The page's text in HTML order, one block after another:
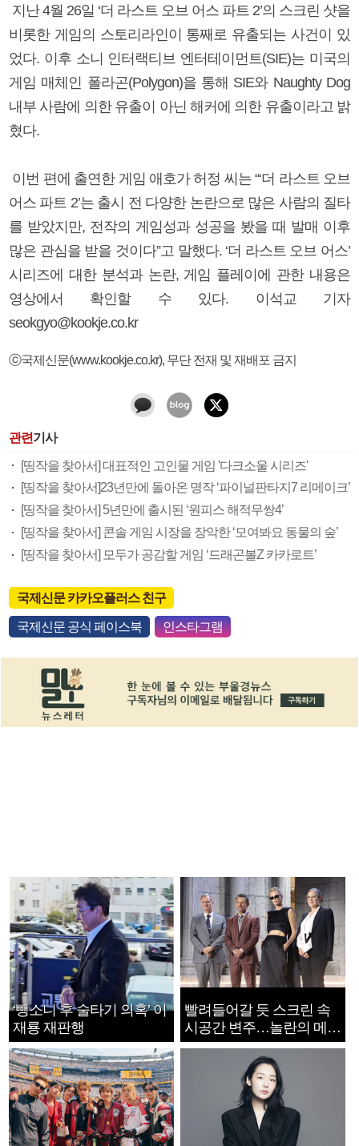
지난 4월 26일 ‘더 라스트 오브 어스 파트 2’의 스크린 샷을
비롯한 게임의 스토리라인이 통째로 유출되는 사건이 있
었다. 이후 소니 인터랙티브 엔터테이먼트(SIE)는 미국의
게임 매체인 폴라곤(Polygon)을 통해 SIE와 Naughty Dog
내부 사람에 의한 유출이 아닌 해커에 의한 유출이라고 밝
혔다.
이번 편에 출연한 게임 애호가 허정 씨는 “‘더 라스트 오브
어스 파트 2’는 출시 전 다양한 논란으로 많은 사람의 질타
를 받았지만, 전작의 게임성과 성공을 봤을 때 발매 이후
많은 관심을 받을 것이다”고 말했다. ‘더 라스트 오브 어스’
시리즈에 대한 분석과 논란, 게임 플레이에 관한 내용은
영상에서 확인할 수 있다. 이석교 기자
seokgyo@kookje.co.kr
ⓒ국제신문(www.kookje.co.kr), 무단 전재 및 재배포 금지
관련기사
[띵작을 찾아서] 대표적인 고인물 게임 '다크소울 시리즈'
[띵작을 찾아서]23년만에 돌아온 명작 ‘파이널판타지7 리메이크’
[띵작을 찾아서] 5년만에 출시된 ‘원피스 해적무쌍4’
[띵작을 찾아서] 콘솔 게임 시장을 장악한 ‘모여봐요 동물의 숲’
[띵작을 찾아서] 모두가 공감할 게임 ‘드래곤볼Z 카카로트’
국제신문 카카오플러스 친구
국제신문 공식 페이스북 인스타그램
‘뺑소니 후 술타기 의혹’ 이
재룡 재판행
빨려들어갈 듯 스크린 속
시공간 변주…놀란의 메시
지는 ‘전쟁 속죄’